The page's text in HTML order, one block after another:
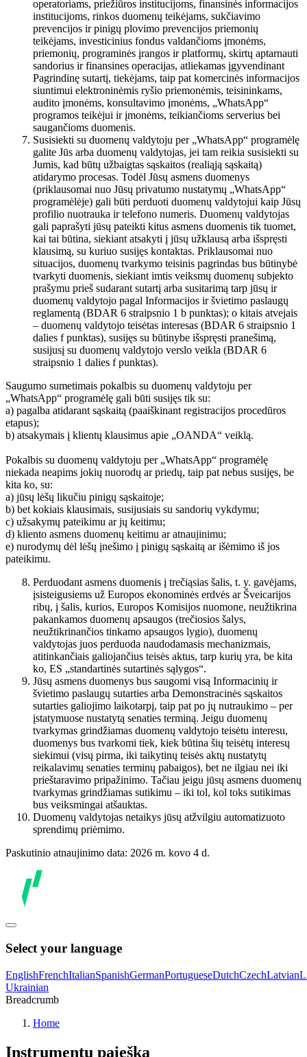
operatoriams, priežiūros institucijoms, finansinės informacijos
institucijoms, rinkos duomenų teikėjams, sukčiavimo
prevencijos ir pinigų plovimo prevencijos priemonių
teikėjams, investicinius fondus valdančioms įmonėms,
priemonių, programinės įrangos ir platformų, skirtų aptarnauti
sandorius ir finansines operacijas, atliekamas įgyvendinant
Pagrindinę sutartį, tiekėjams, taip pat komercinės informacijos
siuntimui elektroninėmis ryšio priemonėmis, teisininkams,
audito įmonėms, konsultavimo įmonėms, „WhatsApp“
programos teikėjui ir įmonėms, teikiančioms serverius bei
saugančioms duomenis.
Susisiekti su duomenų valdytoju per „WhatsApp“ programėlę
galite Jūs arba duomenų valdytojas, jei tam reikia susisiekti su
Jumis, kad būtų užbaigtas sąskaitos (realiąją sąskaitą)
atidarymo procesas. Todėl Jūsų asmens duomenys
(priklausomai nuo Jūsų privatumo nustatymų „WhatsApp“
programėlėje) gali būti perduoti duomenų valdytojui kaip Jūsų
profilio nuotrauka ir telefono numeris. Duomenų valdytojas
gali paprašyti jūsų pateikti kitus asmens duomenis tik tuomet,
kai tai būtina, siekiant atsakyti į jūsų užklausą arba išspręsti
klausimą, su kuriuo susijęs kontaktas. Priklausomai nuo
situacijos, duomenų tvarkymo teisinis pagrindas bus būtinybė
tvarkyti duomenis, siekiant imtis veiksmų duomenų subjekto
prašymu prieš sudarant sutartį arba susitarimą tarp jūsų ir
duomenų valdytojo pagal Informacijos ir švietimo paslaugų
reglamentą (BDAR 6 straipsnio 1 b punktas); o kitais atvejais
– duomenų valdytojo teisėtas interesas (BDAR 6 straipsnio 1
dalies f punktas), susijęs su būtinybe išspręsti pranešimą,
susijusį su duomenų valdytojo verslo veikla (BDAR 6
straipsnio 1 dalies f punktas).
Saugumo sumetimais pokalbis su duomenų valdytoju per
„WhatsApp“ programėlę gali būti susijęs tik su:
a) pagalba atidarant sąskaitą (paaiškinant registracijos procedūros
etapus);
b) atsakymais į klientų klausimus apie „OANDA“ veiklą.
Pokalbis su duomenų valdytoju per „WhatsApp“ programėlę
niekada neapims jokių nuorodų ar priedų, taip pat nebus susijęs, be
kita ko, su:
a) jūsų lėšų likučiu pinigų sąskaitoje;
b) bet kokiais klausimais, susijusiais su sandorių vykdymu;
c) užsakymų pateikimu ar jų keitimu;
d) kliento asmens duomenų keitimu ar atnaujinimu;
e) nurodymų dėl lėšų įnešimo į pinigų sąskaitą ar išėmimo iš jos
pateikimu.
Perduodant asmens duomenis į trečiąsias šalis, t. y. gavėjams,
įsisteigusiems už Europos ekonominės erdvės ar Šveicarijos
ribų, į šalis, kurios, Europos Komisijos nuomone, neužtikrina
pakankamos duomenų apsaugos (trečiosios šalys,
neužtikrinančios tinkamo apsaugos lygio), duomenų
valdytojas juos perduoda naudodamasis mechanizmais,
atitinkančiais galiojančius teisės aktus, tarp kurių yra, be kita
ko, ES „standartinės sutartinės sąlygos“.
Jūsų asmens duomenys bus saugomi visą Informacinių ir
švietimo paslaugų sutarties arba Demonstracinės sąskaitos
sutarties galiojimo laikotarpį, taip pat po jų nutraukimo – per
įstatymuose nustatytą senaties terminą. Jeigu duomenų
tvarkymas grindžiamas duomenų valdytojo teisėtu interesu,
duomenys bus tvarkomi tiek, kiek būtina šių teisėtų interesų
siekimui (visų pirma, iki taikytinų teisės aktų nustatytų
reikalavimų senaties terminų pabaigos), bet ne ilgiau nei iki
prieštaravimo pripažinimo. Tačiau jeigu jūsų asmens duomenų
tvarkymas grindžiamas sutikimu – iki tol, kol toks sutikimas
bus veiksmingai atšauktas.
Duomenų valdytojas netaikys jūsų atžvilgiu automatizuoto
sprendimų priėmimo.
Paskutinio atnaujinimo data: 2026 m. kovo 4 d.
Select your language
EnglishFrenchItalianSpanishGermanPortugueseDutchCzechLatvian
Ukrainian
Breadcrumb
Home
Instrumentų paieška